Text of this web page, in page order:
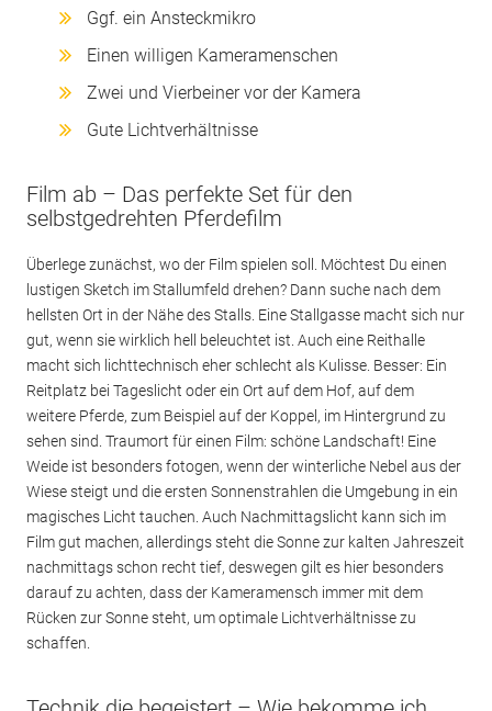
Ggf. ein Ansteckmikro
Einen willigen Kameramenschen
Zwei und Vierbeiner vor der Kamera
Gute Lichtverhältnisse
Film ab – Das perfekte Set für den
selbstgedrehten Pferdefilm
Überlege zunächst, wo der Film spielen soll. Möchtest Du einen
lustigen Sketch im Stallumfeld drehen? Dann suche nach dem
hellsten Ort in der Nähe des Stalls. Eine Stallgasse macht sich nur
gut, wenn sie wirklich hell beleuchtet ist. Auch eine Reithalle
macht sich lichttechnisch eher schlecht als Kulisse. Besser: Ein
Reitplatz bei Tageslicht oder ein Ort auf dem Hof, auf dem
weitere Pferde, zum Beispiel auf der Koppel, im Hintergrund zu
sehen sind. Traumort für einen Film: schöne Landschaft! Eine
Weide ist besonders fotogen, wenn der winterliche Nebel aus der
Wiese steigt und die ersten Sonnenstrahlen die Umgebung in ein
magisches Licht tauchen. Auch Nachmittagslicht kann sich im
Film gut machen, allerdings steht die Sonne zur kalten Jahreszeit
nachmittags schon recht tief, deswegen gilt es hier besonders
darauf zu achten, dass der Kameramensch immer mit dem
Rücken zur Sonne steht, um optimale Lichtverhältnisse zu
schaffen.